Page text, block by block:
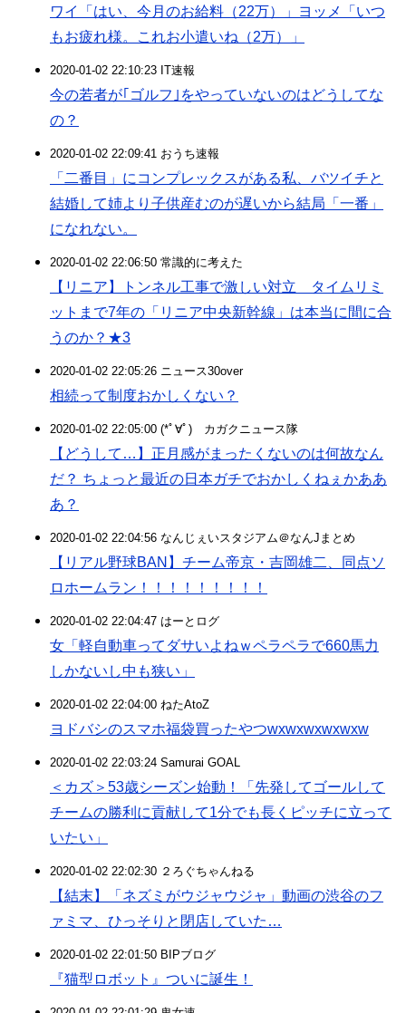
ワイ「はい、今月のお給料（22万）」ヨッメ「いつ
もお疲れ様。これお小遣いね（2万）」
2020-01-02 22:10:23 IT速報
今の若者が｢ゴルフ｣をやっていないのはどうしてな
の？
2020-01-02 22:09:41 おうち速報
「二番目」にコンプレックスがある私、バツイチと
結婚して姉より子供産むのが遅いから結局「一番」
になれない。
2020-01-02 22:06:50 常識的に考えた
【リニア】トンネル工事で激しい対立 タイムリミ
ットまで7年の「リニア中央新幹線」は本当に間に合
うのか？★3
2020-01-02 22:05:26 ニュース30over
相続って制度おかしくない？
2020-01-02 22:05:00 (*ﾟ∀ﾟ)ゞカガクニュース隊
【どうして…】正月感がまったくないのは何故なん
だ？ ちょっと最近の日本ガチでおかしくねぇかああ
あ？
2020-01-02 22:04:56 なんじぇいスタジアム＠なんJまとめ
【リアル野球BAN】チーム帝京・吉岡雄二、同点ソ
ロホームラン！！！！！！！！！
2020-01-02 22:04:47 はーとログ
女「軽自動車ってダサいよねｗペラペラで660馬力
しかないし中も狭い」
2020-01-02 22:04:00 ねたAtoZ
ヨドバシのスマホ福袋買ったやつwxwxwxwxwxw
2020-01-02 22:03:24 Samurai GOAL
＜カズ＞53歳シーズン始動！「先発してゴールして
チームの勝利に貢献して1分でも長くピッチに立って
いたい」
2020-01-02 22:02:30 ２ろぐちゃんねる
【結末】「ネズミがウジャウジャ」動画の渋谷のフ
ァミマ、ひっそりと閉店していた…
2020-01-02 22:01:50 BIPブログ
『猫型ロボット』ついに誕生！